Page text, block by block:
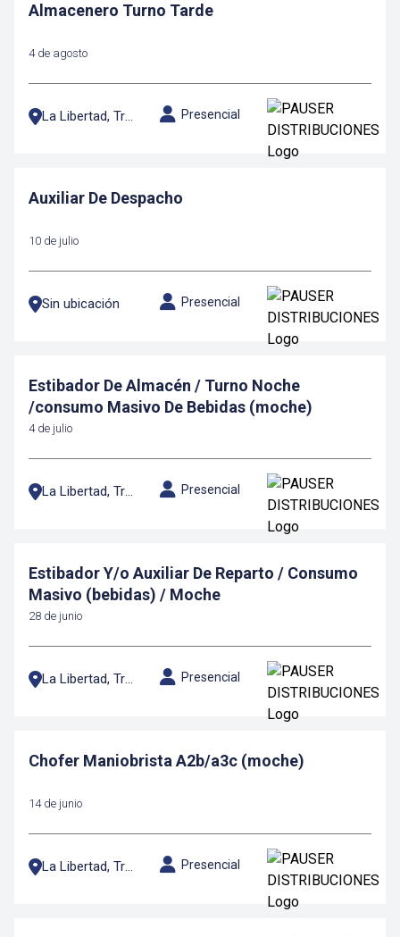
Almacenero Turno Tarde
4 de agosto
La Libertad, Trujillo Presencial
Auxiliar De Despacho
10 de julio
Sin ubicación Presencial
Estibador De Almacén / Turno Noche
/consumo Masivo De Bebidas (moche)
4 de julio
La Libertad, Trujillo Presencial
Estibador Y/o Auxiliar De Reparto / Consumo
Masivo (bebidas) / Moche
28 de junio
La Libertad, Trujillo Presencial
Chofer Maniobrista A2b/a3c (moche)
14 de junio
La Libertad, Trujillo Presencial